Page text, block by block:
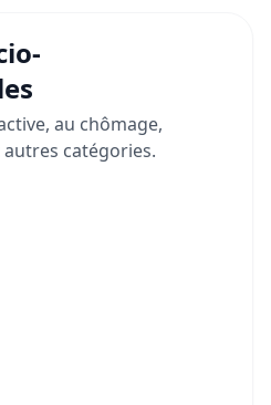
au chômage,
catégories.